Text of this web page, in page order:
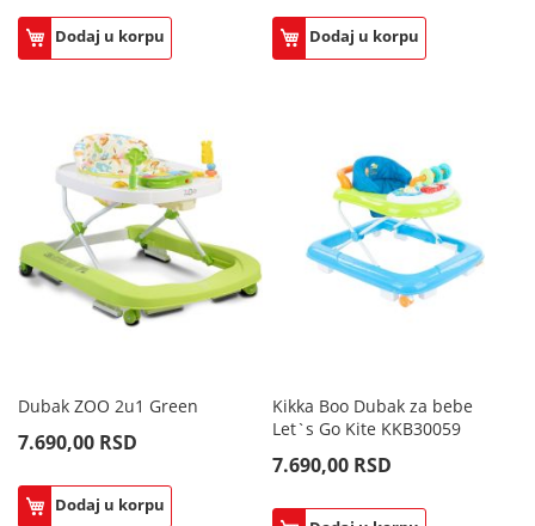
Dodaj u korpu Dodaj u korpu
Dubak ZOO 2u1 Green
7.690,00 RSD
Dodaj u korpu
Kikka Boo Dubak za bebe
Let`s Go Kite KKB30059
7.690,00 RSD